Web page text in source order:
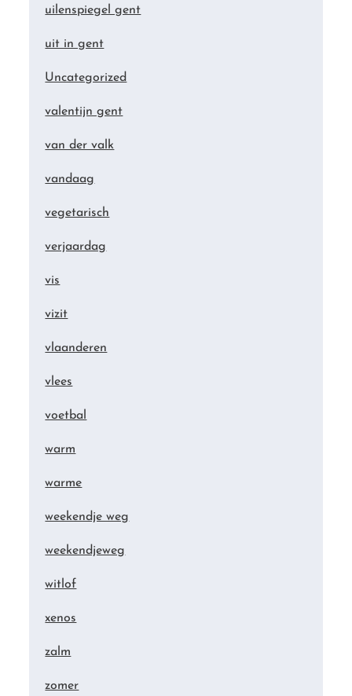
uilenspiegel gent
uit in gent
Uncategorized
valentijn gent
van der valk
vandaag
vegetarisch
verjaardag
vis
vizit
vlaanderen
vlees
voetbal
warm
warme
weekendje weg
weekendjeweg
witlof
xenos
zalm
zomer